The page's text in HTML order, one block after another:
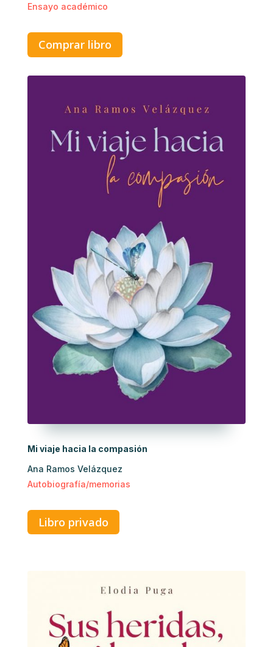
Ensayo académico
Comprar libro
Mi viaje hacia la compasión
Ana Ramos Velázquez
Autobiografía/memorias
Libro privado